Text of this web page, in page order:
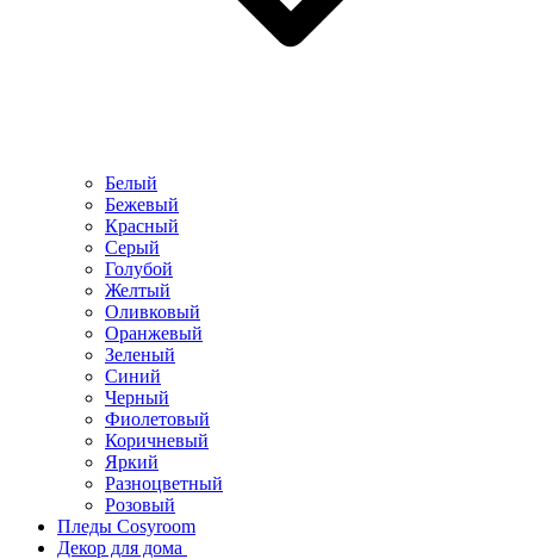
Белый
Бежевый
Красный
Серый
Голубой
Желтый
Оливковый
Оранжевый
Зеленый
Синий
Черный
Фиолетовый
Коричневый
Яркий
Разноцветный
Розовый
Пледы Cosyroom
Декор для дома